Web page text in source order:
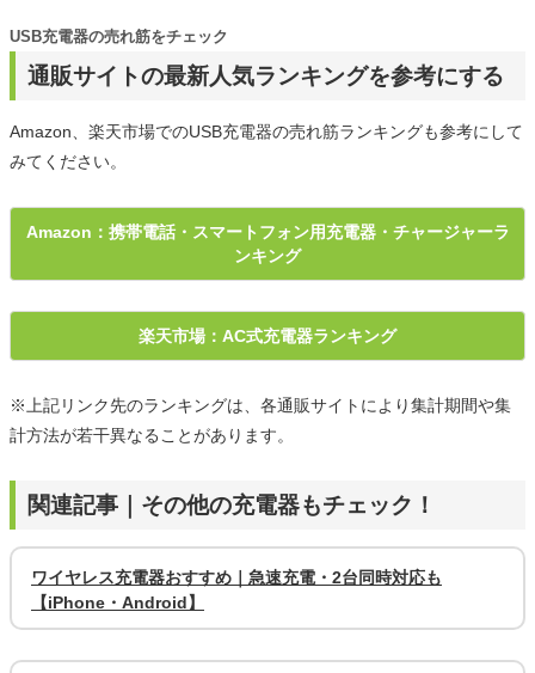
通販サイトの最新人気ランキングを参考にする
USB充電器の売れ筋をチェック
Amazon、楽天市場でのUSB充電器の売れ筋ランキングも参考にして
みてください。
Amazon：携帯電話・スマートフォン用充電器・チャージャーラ
ンキング
楽天市場：AC式充電器ランキング
※上記リンク先のランキングは、各通販サイトにより集計期間や集
計方法が若干異なることがあります。
関連記事｜その他の充電器もチェック！
ワイヤレス充電器おすすめ｜急速充電・2台同時対応も
【iPhone・Android】